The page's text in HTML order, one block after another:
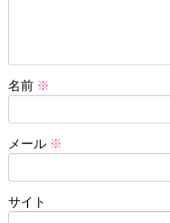
名前 ※
メール ※
サイト